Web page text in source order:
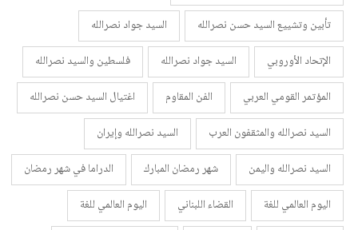
تأبين وتشييع السيد حسن نصرالله
السيد جواد نصرالله
الإتحاد الأوروبي
السيد جواد نصرالله
فلسطين والسيد نصرالله
المؤتمر القومي العربي
الفن المقاوم
اغتيال السيد حسن نصرالله
السيد نصرالله والمثقفون العرب
السيد نصرالله وإيران
السيد نصرالله واليمن
شهر رمضان المبارك
الدراما في شهر رمضان
اليوم العالمي للغة
القضاء اللبناني
اليوم العالمي للغة